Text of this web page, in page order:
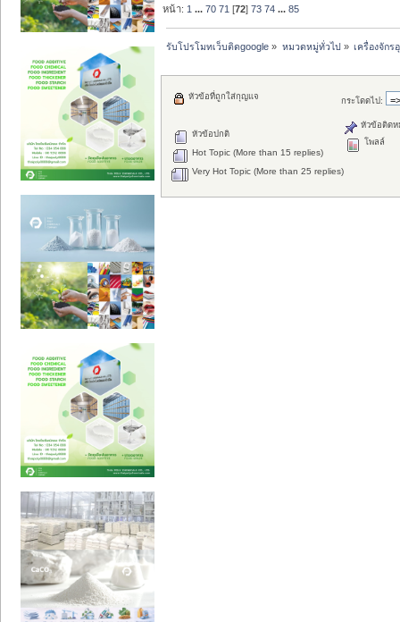
หน้า: 1 ...70 71 [72]73 74 ...85
รับโปรโมทเว็บติดgoogle » หมวดหมู่ทั่วไป» เครื่องจัก
กระโดดไป:
หัวข้อปกติ
Hot Topic (More than 15 replies)
Very Hot Topic (More than 25 replies)
หัวข้อที่ถูกใส่กุญแจ
หัวข้อติดห
โพลล์